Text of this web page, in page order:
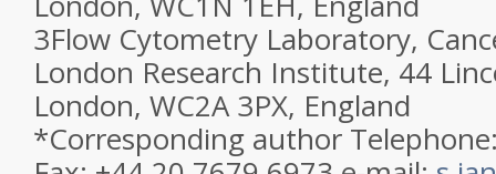
3Flow Cytometry Laboratory,
London Research Institute, 44
London, WC2A 3PX, England
*Corresponding author